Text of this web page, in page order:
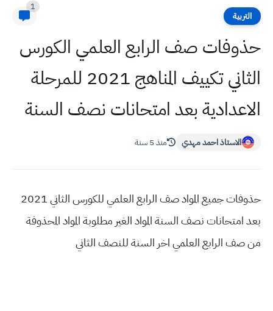
التربية
1
حذوفات صف الرابع العلمي الكورس
الثاني تكييف المناهج 2021 للمرحلة
الاعدادية بعد امتحانات نصف السنة
الاستاذ احمد مهدي منذ 5 سنة
حذوفات جميع المواد صف الرابع العلمي للكورس الثاني 2021
بعد امتحانات نصف السنة المواد الغير مطلوبة المواد المحذوفة
من صف الرابع العلمي اخر السنة للنصف الثاني